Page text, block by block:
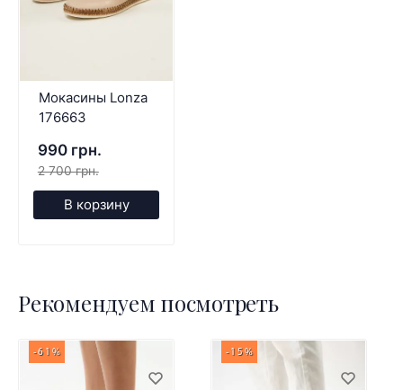
Мокасины Lonza
176663
990 грн.
2 700 грн.
В корзину
Рекомендуем посмотреть
-61% -15%